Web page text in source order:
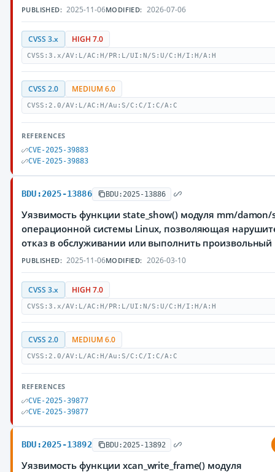
PUBLISHED: 2025-11-06MODIFIED: 2026-07-06
CVSS 3.x HIGH 7.0
CVSS:3.x/AV:L/AC:H/PR:L/UI:N/S:U/C:H/I:H/A:H
CVSS 2.0 MEDIUM 6.0
CVSS:2.0/AV:L/AC:H/Au:S/C:C/I:C/A:C
REFERENCES
CVE-2025-39883
CVE-2025-39883
BDU:2025-13886 BDU:2025-13886
Уязвимость функции state_show() модуля mm/damon/
операционной системы Linux, позволяющая
отказ в обслуживании или выполнить произвольный
PUBLISHED: 2025-11-06MODIFIED: 2026-03-10
CVSS 3.x HIGH 7.0
CVSS:3.x/AV:L/AC:H/PR:L/UI:N/S:U/C:H/I:H/A:H
CVSS 2.0 MEDIUM 6.0
CVSS:2.0/AV:L/AC:H/Au:S/C:C/I:C/A:C
REFERENCES
CVE-2025-39877
CVE-2025-39877
BDU:2025-13892 BDU:2025-13892
Уязвимость функции xcan_write_frame() модуля